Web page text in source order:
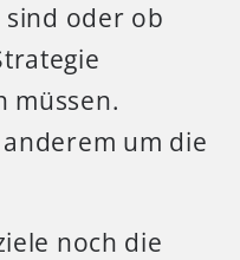
oder ob
müssen.
um die
noch die